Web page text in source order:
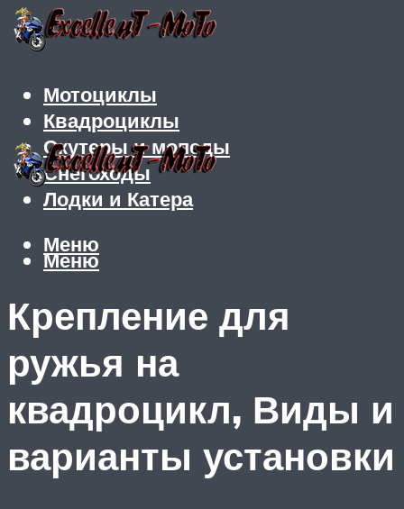
Мотоциклы
Квадроциклы
Скутеры и мопеды
Снегоходы
Лодки и Катера
Меню
Меню
Крепление для
ружья на
квадроцикл, Виды и
варианты установки